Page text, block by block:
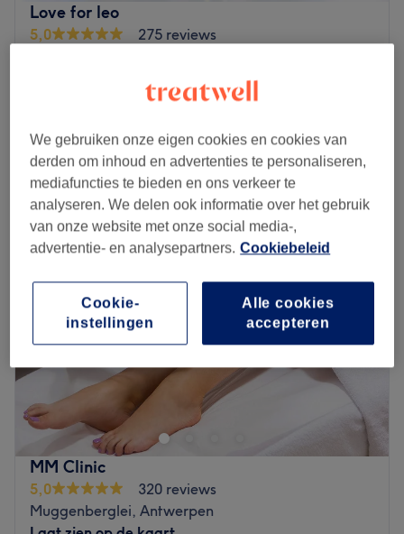
Love for leo
5,0
275 reviews
Kort overzicht salongegevens
Maandag
Gesloten
Dinsdag
Gesloten
Woensdag
Gesloten
Donderdag
10:00–22:00
Vrijdag
10:00–23:00
Zaterdag
10:00–18:00
Zondag
Gesloten
Love for Leo in Deurne is een veelzijdige
schoonheidssalon waar persoonlijke aandacht,
deskundigheid en comfort centraal staan, met als doel
iedere klant te laten genieten van een moment voor
zichzelf én een resultaat dat perfect aansluit bij zijn of
haar wensen.
Dichtstbijzijnde openbaar vervoer: De salon is gelegen in
Deurne en is goed bereikbaar met het openbaar vervoer.
MM Clinic
5,0
320 reviews
Muggenberglei, Antwerpen
We gebruiken onze eigen cookies en cookies van
derden om inhoud en advertenties te personaliseren,
mediafuncties te bieden en ons verkeer te
analyseren. We delen ook informatie over het gebruik
van onze website met onze social media-,
advertentie- en analysepartners. Cookiebeleid
Alle cookies
accepteren
Cookie-
instellingen